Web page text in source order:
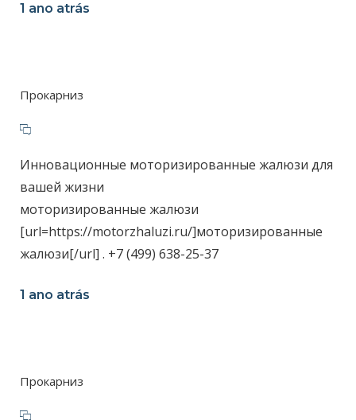
1 ano atrás
Прокарниз
Инновационные моторизированные жалюзи для
вашей жизни
моторизированные жалюзи
[url=https://motorzhaluzi.ru/]моторизированные
жалюзи[/url] . +7 (499) 638-25-37
1 ano atrás
Прокарниз